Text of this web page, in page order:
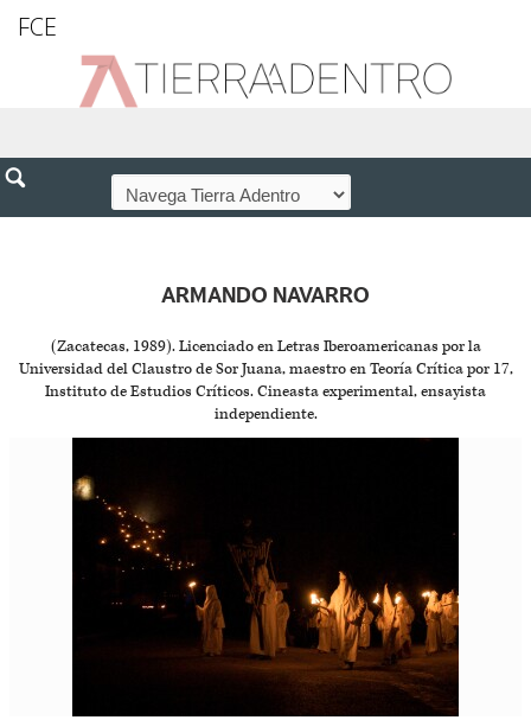
FCE
ARMANDO NAVARRO
(Zacatecas, 1989). Licenciado en Letras Iberoamericanas por la
Universidad del Claustro de Sor Juana, maestro en Teoría Crítica por 17,
Instituto de Estudios Críticos. Cineasta experimental, ensayista
independiente.